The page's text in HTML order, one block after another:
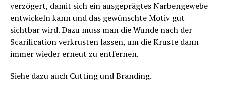
verzögert, damit sich ein ausgeprägtesNarbengewebe
entwickeln kann und das gewünschte Motiv gut
sichtbar wird. Dazu muss man die Wunde nach der
Scarification verkrusten lassen, um die Kruste dann
immer wieder erneut zu entfernen.
Siehe dazu auch Cutting und Branding.